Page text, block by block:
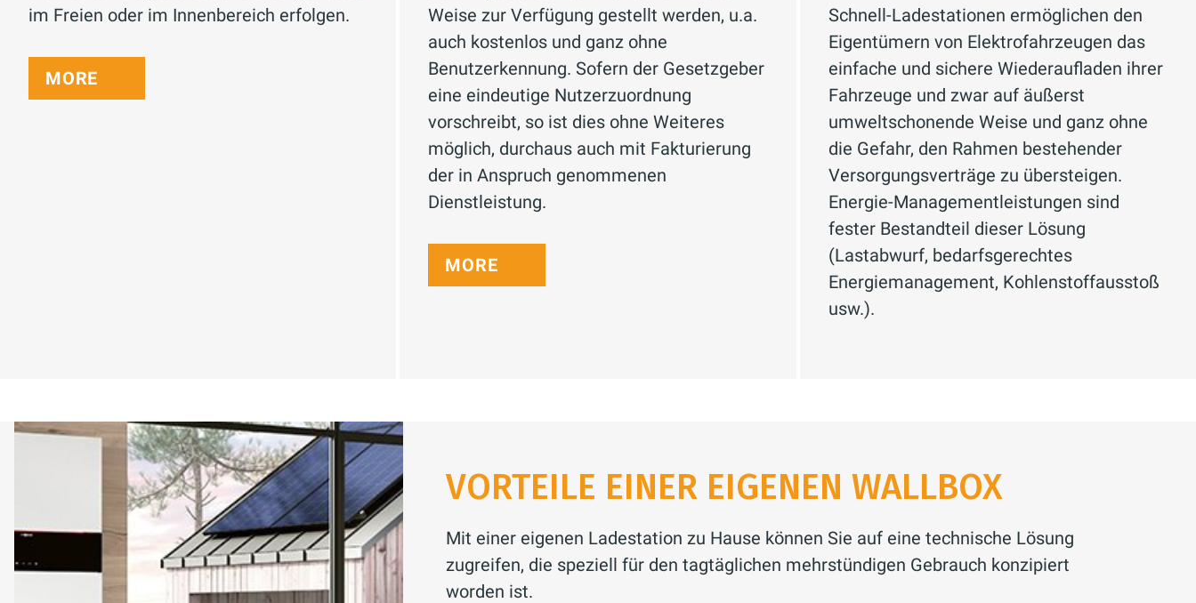
im Freien oder im Innenbereich erfolgen.
MORE
Weise zur Verfügung gestellt werden, u.a.
auch kostenlos und ganz ohne
Benutzerkennung. Sofern der Gesetzgeber
eine eindeutige Nutzerzuordnung
vorschreibt, so ist dies ohne Weiteres
möglich, durchaus auch mit Fakturierung
der in Anspruch genommenen
Dienstleistung.
MORE
Schnell-Ladestationen ermöglichen den
Eigentümern von Elektrofahrzeugen das
einfache und sichere Wiederaufladen ihrer
Fahrzeuge und zwar auf äußerst
umweltschonende Weise und ganz ohne
die Gefahr, den Rahmen bestehender
Versorgungsverträge zu übersteigen.
Energie-Managementleistungen sind
fester Bestandteil dieser Lösung
(Lastabwurf, bedarfsgerechtes
Energiemanagement, Kohlenstoffausstoß
usw.).
VORTEILE EINER EIGENEN WALLBOX
Mit einer eigenen Ladestation zu Hause können Sie auf eine technische Lösung
zugreifen, die speziell für den tagtäglichen mehrstündigen Gebrauch konzipiert
worden ist.